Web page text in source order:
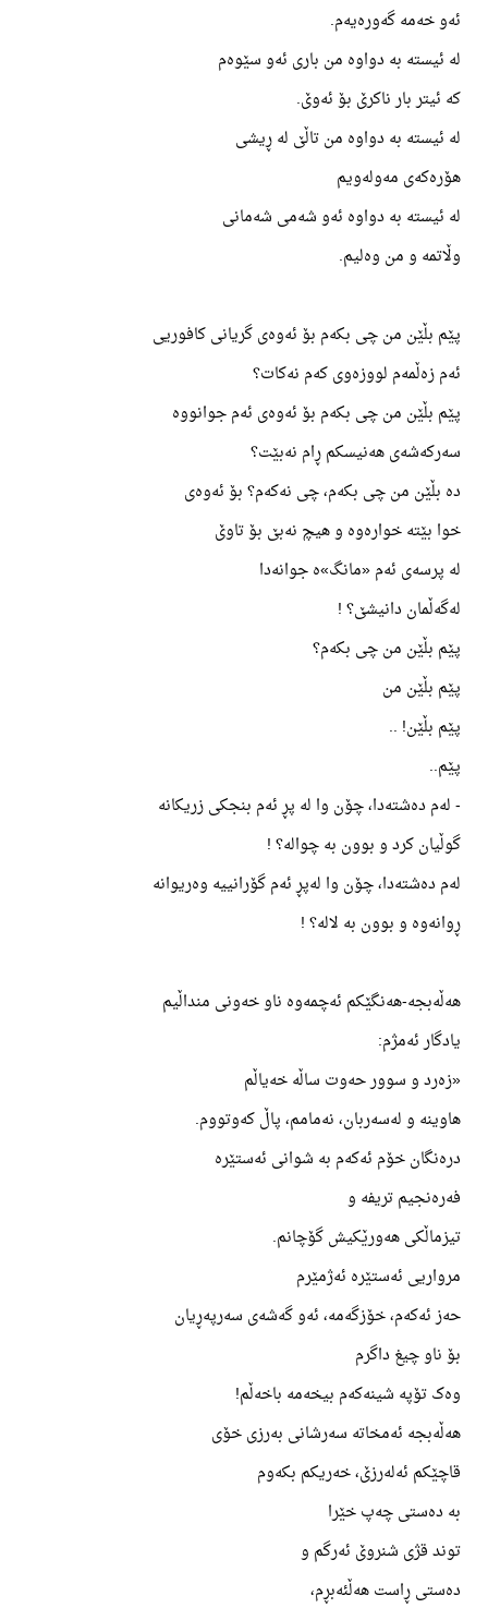
ئەو خەمە گەورەیەم.
لە ئیستە بە دواوە من باری ئەو سێوەم
کە ئیتر بار ناکرێ بۆ ئەوێ.
لە ئیستە بە دواوە من تاڵێ لە ڕیشی
هۆرەکەی مەولەویم
لە ئیستە بە دواوە ئەو شەمی شەمانی
وڵاتمە و من وەلیم.
پێم بڵێن من چی بکەم بۆ ئەوەی گریانی کافوریی
ئەم زەڵمەم لووزەوی کەم نەکات؟
پێم بڵێن من چی بکەم بۆ ئەوەی ئەم جوانووە
سەرکەشەی هەنیسکم ڕام نەبێت؟
دە بڵێن من چی بکەم، چی نەکەم؟ بۆ ئەوەی
خوا بێتە خوارەوە و هیچ نەبێ بۆ تاوێ
لە پرسەی ئەم «مانگ»ە جوانەدا
لەگەڵمان دانیشێ؟ !
پێم بڵێن من چی بکەم؟
پێم بڵێن من
پێم بڵێن! ..
پێم..
- لەم دەشتەدا، چۆن وا لە پڕ ئەم بنجکی زریکانە
گوڵیان کرد و بوون بە چوالە؟ !
لەم دەشتەدا، چۆن وا لەپڕ ئەم گۆرانییە وەریوانە
ڕوانەوە و بوون بە لالە؟ !
هەڵەبجە-هەنگێکم ئەچمەوە ناو خەونی منداڵیم
یادگار ئەمژم:
«زەرد و سوور حەوت ساڵە خەیاڵم
هاوینە و لەسەربان، نەمامم، پاڵ کەوتووم.
درەنگان خۆم ئەکەم بە شوانی ئەستێرە
فەرەنجیم تریفە و
تیزماڵکی هەورێکیش گۆچانم.
مرواریی ئەستێرە ئەژمێرم
حەز ئەکەم، خۆزگەمە، ئەو گەشەی سەرپەڕیان
بۆ ناو چیغ داگرم
وەک تۆپە شینەکەم بیخەمە باخەڵم!
هەڵەبجە ئەمخاتە سەرشانی بەرزی خۆی
قاچێکم ئەلەرزێ، خەریکم بکەوم
بە دەستی چەپ خێرا
توند قژی شنروێ ئەرگم و
دەستی ڕاست هەڵئەبڕم،